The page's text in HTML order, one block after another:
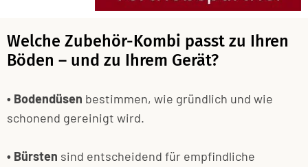
Welche Zubehör-Kombi passt zu Ihren
Böden – und zu Ihrem Gerät?
• Bodendüsen bestimmen, wie gründlich und wie
schonend gereinigt wird.
• Bürsten sind entscheidend für empfindliche